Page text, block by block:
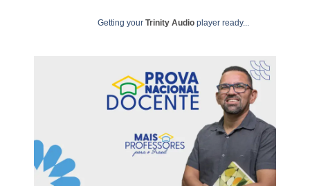
Getting your Trinity Audioplayer ready...